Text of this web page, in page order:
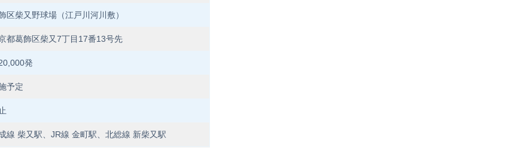
区柴又野球場（江戸川河川敷）
都葛飾区柴又7丁目17番13号先
発
予定
線 柴又駅、JR線 金町駅、北総線 新柴又駅